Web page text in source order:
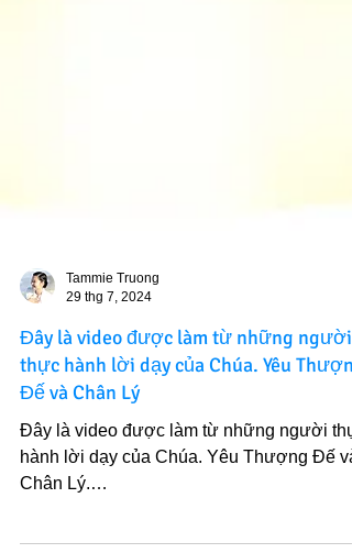
Tammie Truong
29 thg 7, 2024
Đây là video được làm từ những người
thực hành lời dạy của Chúa. Yêu Thượng
Đế và Chân Lý
Đây là video được làm từ những người
Chân Lý.